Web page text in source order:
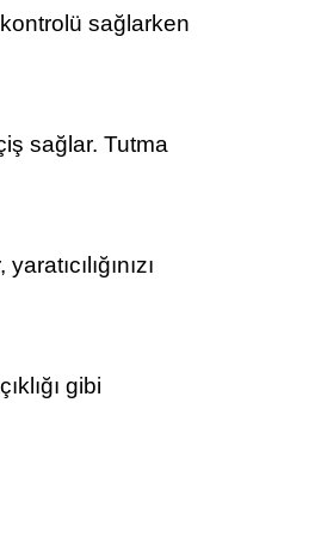
sağlarken
sağlar. Tutma
gibi